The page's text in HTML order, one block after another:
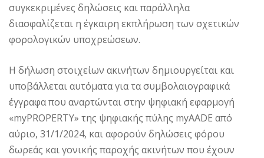
συγκεκριμένες δηλώσεις και παράλληλα
διασφαλίζεται η έγκαιρη εκπλήρωση των σχετικών
φορολογικών υποχρεώσεων.
Η δήλωση στοιχείων ακινήτων δημιουργείται και
υποβάλλεται αυτόματα για τα συμβολαιογραφικά
έγγραφα που αναρτώνται στην ψηφιακή εφαρμογή
«myPROPERTY» της ψηφιακής πύλης myAADE από
αύριο, 31/1/2024, και αφορούν δηλώσεις φόρου
δωρεάς και γονικής παροχής ακινήτων που έχουν